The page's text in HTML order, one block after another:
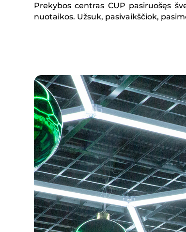
Prekybos centras CUP pasiruošęs
nuotaikos. Užsuk, pasivaikščiok,